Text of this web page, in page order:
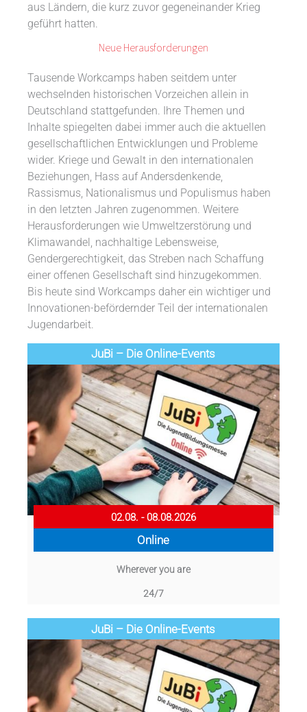
aus Ländern, die kurz zuvor gegeneinander Krieg
geführt hatten.
Neue Herausforderungen
Tausende Workcamps haben seitdem unter
wechselnden historischen Vorzeichen allein in
Deutschland stattgefunden. Ihre Themen und
Inhalte spiegelten dabei immer auch die aktuellen
gesellschaftlichen Entwicklungen und Probleme
wider. Kriege und Gewalt in den internationalen
Beziehungen, Hass auf Andersdenkende,
Rassismus, Nationalismus und Populismus haben
in den letzten Jahren zugenommen. Weitere
Herausforderungen wie Umweltzerstörung und
Klimawandel, nachhaltige Lebensweise,
Gendergerechtigkeit, das Streben nach Schaffung
einer offenen Gesellschaft sind hinzugekommen.
Bis heute sind Workcamps daher ein wichtiger und
Innovationen-befördernder Teil der internationalen
Jugendarbeit.
JuBi – Die Online-Events
02.08. - 08.08.2026
Online
Wherever you are
24/7
JuBi – Die Online-Events